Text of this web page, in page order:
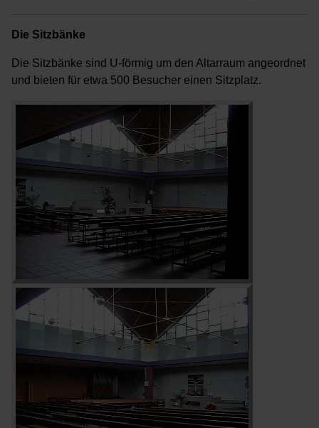
Die Sitzbänke
Die Sitzbänke sind U-förmig um den Altarraum angeordnet
und bieten für etwa 500 Besucher einen Sitzplatz.